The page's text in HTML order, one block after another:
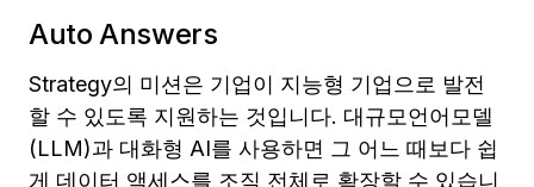
Auto Answers
Strategy의 미션은 기업이 지능형 기업으로 발전
할 수 있도록 지원하는 것입니다. 대규모언어모델
(LLM)과 대화형 AI를 사용하면 그 어느 때보다 쉽
게 데이터 액세스를 조직 전체로 확장할 수 있습니